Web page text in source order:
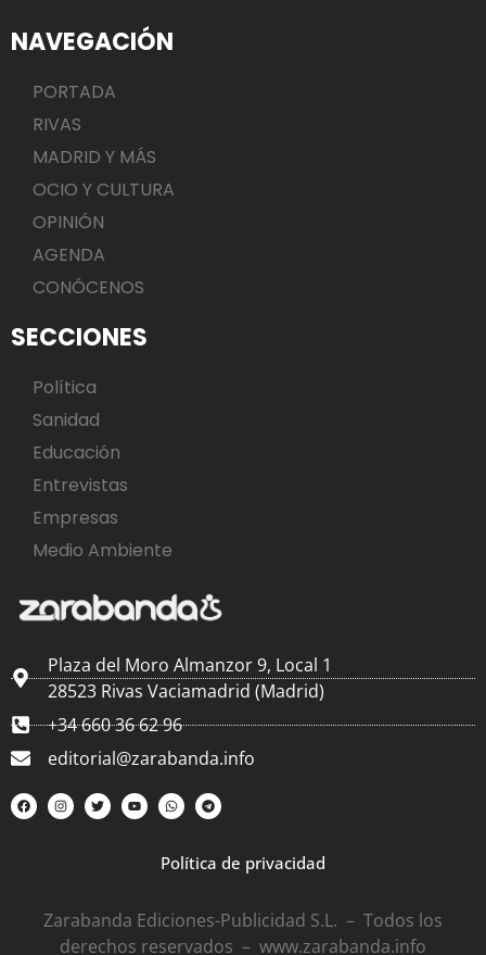
NAVEGACIÓN
PORTADA
RIVAS
MADRID Y MÁS
OCIO Y CULTURA
OPINIÓN
AGENDA
CONÓCENOS
SECCIONES
Política
Sanidad
Educación
Entrevistas
Empresas
Medio Ambiente
Plaza del Moro Almanzor 9, Local 1
28523 Rivas Vaciamadrid (Madrid)
+34 660 36 62 96
editorial@zarabanda.info
Política de privacidad
Zarabanda Ediciones-Publicidad S.L. – Todos los
derechos reservados – www.zarabanda.info